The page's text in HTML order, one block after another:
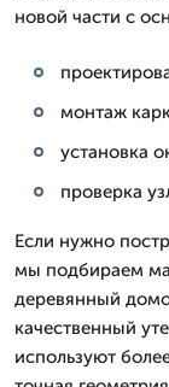
новой части с
монтаж
установка
проверка
Если нужно
мы подбираем
деревянный
качественный
используют